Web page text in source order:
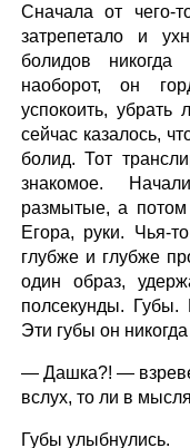
Сначала от чего-
затрепетало и
болидов
наоборот, он
успокоить,
сейчас казалось,
болид. Тот
знакомое.
размытые, а
Егора, руки. Чья-
глубже и глубже
один образ,
полсекунды.
Эти губы он никогда
— Дашка?! —
вслух, то ли в
Губы улыбнулись.